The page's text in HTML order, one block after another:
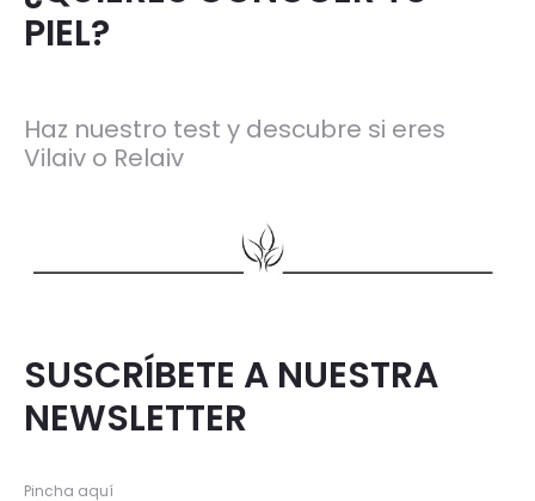
PIEL?
Haz nuestro test y descubre si eres
Vilaiv o Relaiv
SUSCRÍBETE A NUESTRA
NEWSLETTER
Pincha aquí